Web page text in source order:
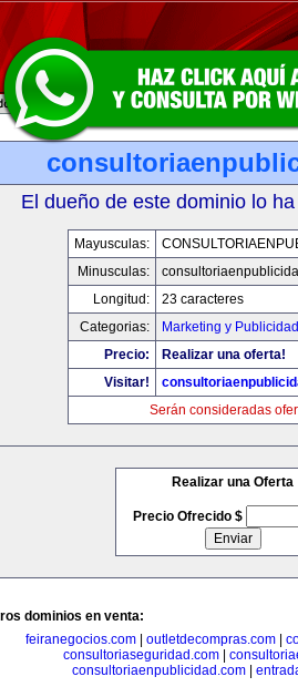
El dueño de este dominio lo
Mayusculas:
Minusculas:
Longitud:
23 caracteres
Categorias:
Marketing y Publicidad
Precio:
Realizar una oferta!
Visitar!
Serán consideradas
Realizar una Oferta
Precio Ofrecido $
dominios en venta:
feiranegocios.com| outletdecompras.com|
consultoriaseguridad.com
consultoriaenpublicidad.com